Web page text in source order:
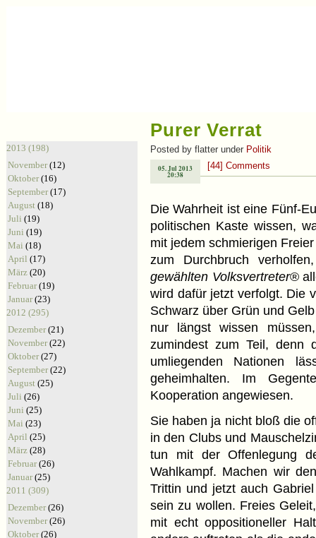
2013 (198)
November(12)
Oktober(16)
September(17)
August (18)
Juli (19)
Juni (19)
Mai (18)
April (17)
März (20)
Februar(19)
Januar(23)
2012 (295)
Dezember(21)
November(22)
Oktober(27)
September(22)
August (25)
Juli (26)
Juni (25)
Mai (23)
April (25)
März (28)
Februar(26)
Januar(25)
2011 (309)
Dezember(26)
November(26)
Oktober(26)
Purer Verrat
Posted by flatter under Politik
[44] Comments
05. Jul 2013
20:38
Die Wahrheit ist eine Fünf-
politischen Kaste wissen,
mit jedem schmierigen
zum Durchbruch
gewählten Volksvertreter®
wird dafür jetzt verfolgt. Die
Schwarz über Grün und
nur längst wissen
zumindest zum Teil, denn
umliegenden Nationen
geheimhalten. Im
Kooperation angewiesen.
Sie haben ja nicht bloß die
in den Clubs und
tun mit der Offenlegung
Wahlkampf. Machen wir
Trittin und jetzt auch
sein zu wollen. Freies
mit echt oppositioneller